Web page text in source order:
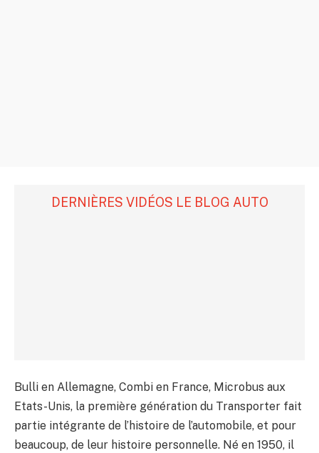
DERNIÈRES VIDÉOS LE BLOG AUTO
Bulli en Allemagne, Combi en France, Microbus aux
Etats-Unis, la première génération du Transporter fait
partie intégrante de l’histoire de l’automobile, et pour
beaucoup, de leur histoire personnelle. Né en 1950, il